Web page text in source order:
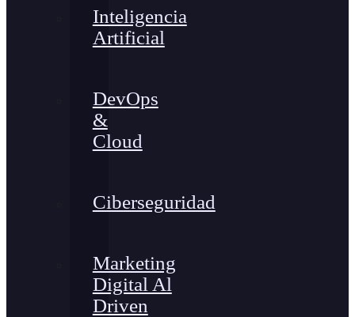
Inteligencia
Artificial
DevOps
&
Cloud
Ciberseguridad
Marketing
Digital Al
Driven